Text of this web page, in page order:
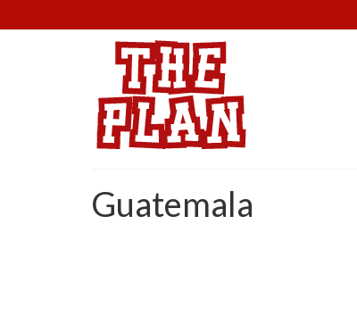
Guatemala